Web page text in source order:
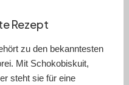
Rezept
zu den bekanntesten
Mit Schokobiskuit,
steht sie für eine